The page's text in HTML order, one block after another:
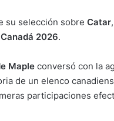
su selección sobre Catar
2026.
Maple conversó con la
de un elenco
participaciones